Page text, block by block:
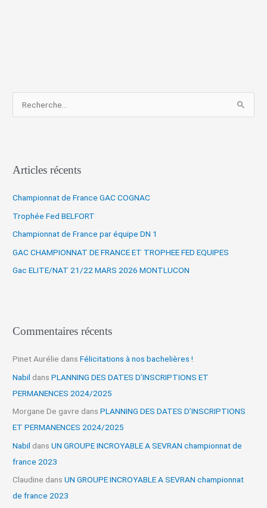
e
c
h
e
r
Articles récents
Championnat de France GAC COGNAC
Trophée Fed BELFORT
Championnat de France par équipe DN 1
GAC CHAMPIONNAT DE FRANCE ET TROPHEE FED EQUIPES
Gac ELITE/NAT 21/22 MARS 2026 MONTLUCON
Commentaires récents
Pinet Aurélie dansFélicitations à nos bachelières !
Nabil dansPLANNING DES DATES D’INSCRIPTIONS ET
PERMANENCES 2024/2025
Morgane De gavre dansPLANNING DES DATES D’INSCRIPTIONS
ET PERMANENCES 2024/2025
Nabil dansUN GROUPE INCROYABLE A SEVRAN championnat de
france 2023
Claudine dansUN GROUPE INCROYABLE A SEVRAN championnat
de france 2023